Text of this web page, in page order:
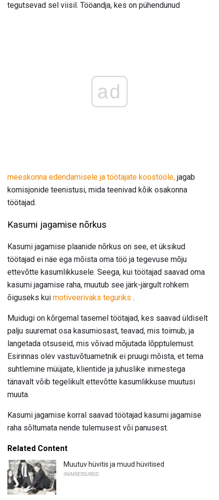
tegutsevad sel viisil. Tööandja, kes on pühendunud
ad
meeskonna edendamisele ja töötajate koostööle, jagab
komisjonide teenistusi, mida teenivad kõik osakonna
töötajad.
Kasumi jagamise nõrkus
Kasumi jagamise plaanide nõrkus on see, et üksikud
töötajad ei näe ega mõista oma töö ja tegevuse mõju
ettevõtte kasumlikkusele. Seega, kui töötajad saavad oma
kasumi jagamise raha, muutub see järk-järgult rohkem
õiguseks kui motiveerivaks teguriks .
Muidugi on kõrgemal tasemel töötajad, kes saavad üldiselt
palju suuremat osa kasumiosast, teavad, mis toimub, ja
langetada otsuseid, mis võivad mõjutada lõpptulemust.
Esirinnas olev vastuvõtuametnik ei pruugi mõista, et tema
suhtlemine müüjate, klientide ja juhuslike inimestega
tänavalt võib tegelikult ettevõtte kasumlikkuse muutusi
muuta.
Kasumi jagamise korral saavad töötajad kasumi jagamise
raha sõltumata nende tulemusest või panusest.
Related Content
Muutuv hüvitis ja muud hüvitised
INIMRESSURSID